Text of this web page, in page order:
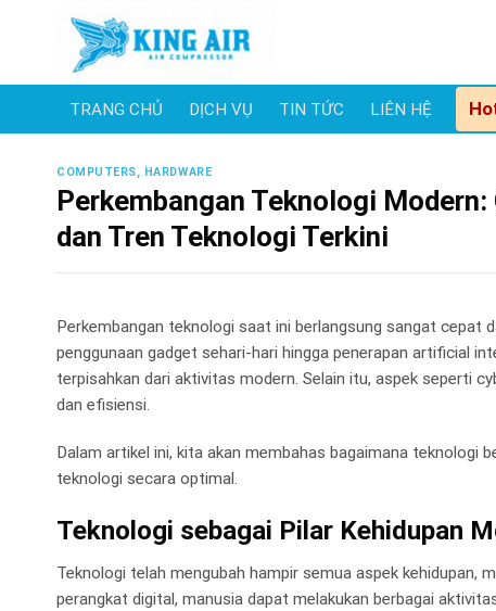
TRANG CHỦ DỊCH VỤ TIN TỨC LIÊN HỆ
COMPUTERS, HARDWARE
Perkembangan Teknologi
dan Tren Teknologi Terkini
Perkembangan teknologi saat ini berlangsung sangat cepat
penggunaan gadget sehari-hari hingga penerapan artificial
terpisahkan dari aktivitas modern. Selain itu, aspek seperti
dan efisiensi.
Dalam artikel ini, kita akan membahas bagaimana
teknologi secara optimal.
Teknologi sebagai Pilar Kehidupan
Teknologi telah mengubah hampir semua aspek kehidupan,
perangkat digital, manusia dapat melakukan berbagai